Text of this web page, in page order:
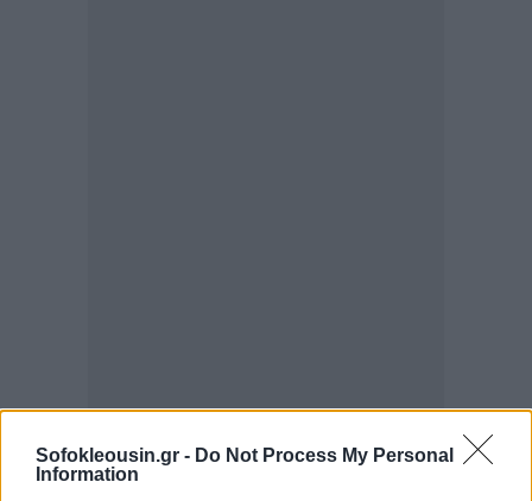
Sofokleousin.gr - Do Not Process My Personal
Information
Ουσιαστικές και γόνιμες συλλογικές